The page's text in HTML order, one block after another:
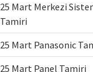
25 Mart Merkezi
Tamiri
25 Mart Panasonic
25 Mart Panel Tamiri